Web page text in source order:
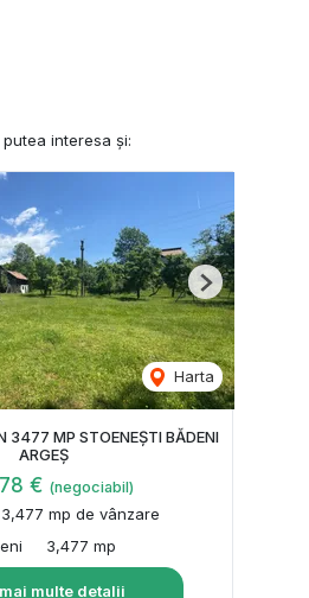
interesa și:
Harta
Next
3477 MP STOENEȘTI BĂDENI
ARGEȘ
€ (negociabil)
mp de vânzare
3,477 mp
multe detalii